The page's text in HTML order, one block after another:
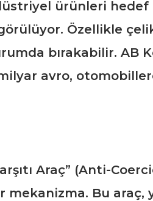
ürünleri
Özellikle
bırakabilir. AB
avro,
Araç” (Anti-
mekanizma. Bu